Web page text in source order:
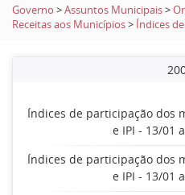
Governo >Assuntos Municipais>
Receitas aos Municípios> Índices
Índices de participação dos
e IPI - 13/01
Índices de participação dos
e IPI - 13/01